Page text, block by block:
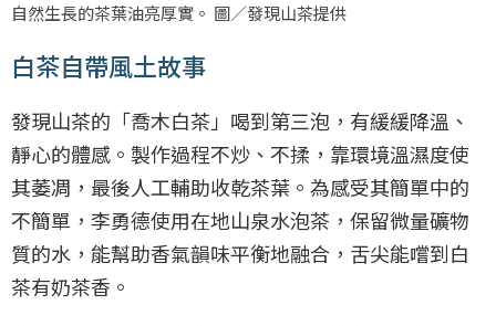
自然生長的茶葉油亮厚實。 圖／發現山茶提供
白茶自帶風土故事
發現山茶的「喬木白茶」喝到第三泡，有緩緩降溫、
靜心的體感。製作過程不炒、不揉，靠環境溫濕度使
其萎凋，最後人工輔助收乾茶葉。為感受其簡單中的
不簡單，李勇德使用在地山泉水泡茶，保留微量礦物
質的水，能幫助香氣韻味平衡地融合，舌尖能嚐到白
茶有奶茶香。